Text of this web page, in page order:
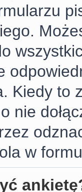
Kiedy to
nie
w